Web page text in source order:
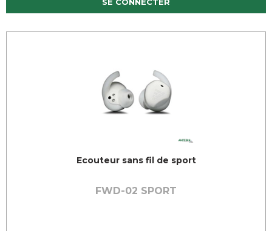
Ecouteur sans fil de sport
FWD-02 SPORT